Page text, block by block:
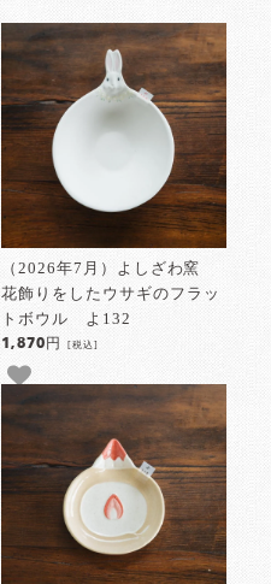
（2026年7月）よしざわ窯
花飾りをしたウサギのフラッ
トボウル よ132
1,870円 [税込]